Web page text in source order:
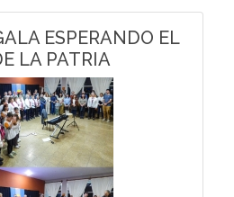
ESPERANDO EL
LA PATRIA